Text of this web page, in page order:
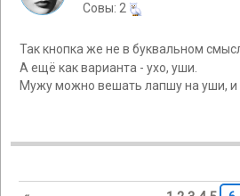
Cовы: 2
Так кнопка же не в буквальном
А ещё как варианта - ухо, уши.
Мужу можно вешать лапшу на уши, и